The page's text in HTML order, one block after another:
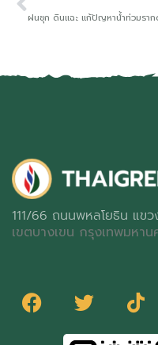
ฝนชุก ดินแฉะ แก้ปัญหาน้ำท่วมราก
111/66 ถนนพหลโยธิน แข
เขตบางเขน กรุงเทพมหา